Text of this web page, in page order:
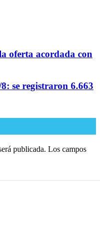
oferta acordada con
se registraron 6.663
publicada. Los campos